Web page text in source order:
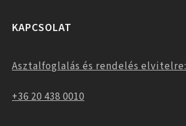
KAPCSOLAT
Asztalfoglalás és rendelés elvitelre:
+36 20 438 0010